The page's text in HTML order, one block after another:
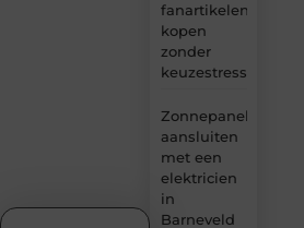
fanartikelen
kopen
zonder
keuzestress
Zonnepanelen
aansluiten
met een
elektricien
in
Barneveld